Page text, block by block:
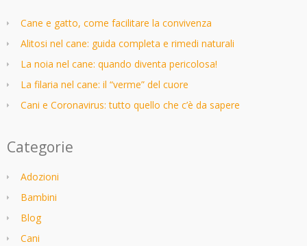
Cane e gatto, come facilitare la convivenza
Alitosi nel cane: guida completa e rimedi naturali
La noia nel cane: quando diventa pericolosa!
La filaria nel cane: il “verme” del cuore
Cani e Coronavirus: tutto quello che c’è da sapere
Categorie
Adozioni
Bambini
Blog
Cani